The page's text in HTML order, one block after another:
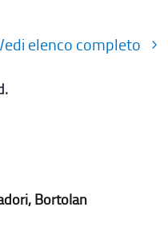
elenco completo
Bortolan